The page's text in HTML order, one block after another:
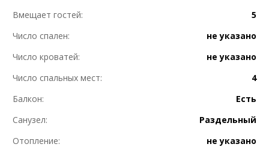
Вмещает гостей:
5
Число спален:
не указано
Число кроватей:
не указано
Число спальных мест:
4
Балкон:
Есть
Санузел:
Раздельный
Отопление:
не указано